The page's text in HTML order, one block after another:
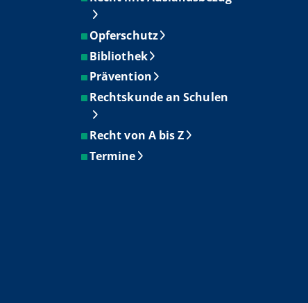
Opferschutz
Bibliothek
Prävention
Rechtskunde an Schulen
Recht von A bis Z
Termine